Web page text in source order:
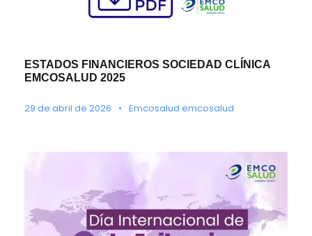
ESTADOS FINANCIEROS SOCIEDAD CLÍNICA
EMCOSALUD 2025
29 de abril de 2026 • Emcosalud emcosalud